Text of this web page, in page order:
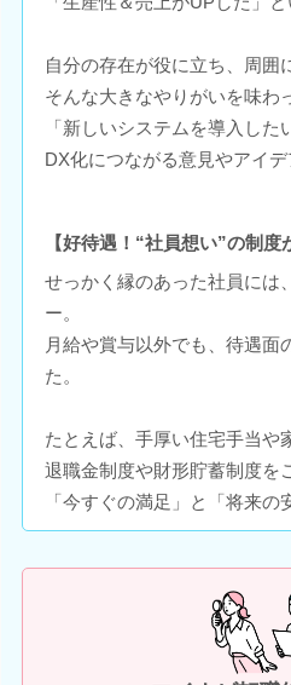
自分の存在が役に立ち、周囲
そんな大きなやりがいを味わ
「新しいシステムを導入した
DX化につながる意見やアイデ
【好待遇！“社員想い”の制度
せっかく縁のあった社員には
ー。
月給や賞与以外でも、待遇面
た。
たとえば、手厚い住宅手当や
退職金制度や財形貯蓄制度を
「今すぐの満足」と「将来の